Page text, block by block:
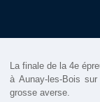
La finale de la 4e
à Aunay-les-Bois
grosse averse.